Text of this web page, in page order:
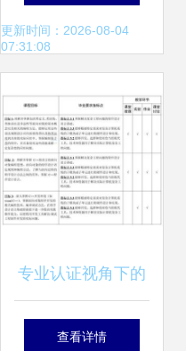
息科技产业园在赤
更新时间：2026-08-04
07:31:08
专业认证视角下的
C++课程教与学 计
查看详情